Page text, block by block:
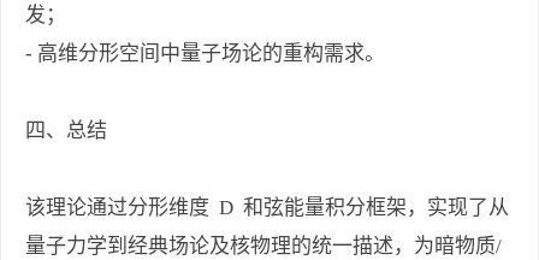
发；
- 高维分形空间中量子场论的重构需求。
四、总结
该理论通过分形维度 D 和弦能量积分框架，实现了从
量子力学到经典场论及核物理的统一描述，为暗物质/